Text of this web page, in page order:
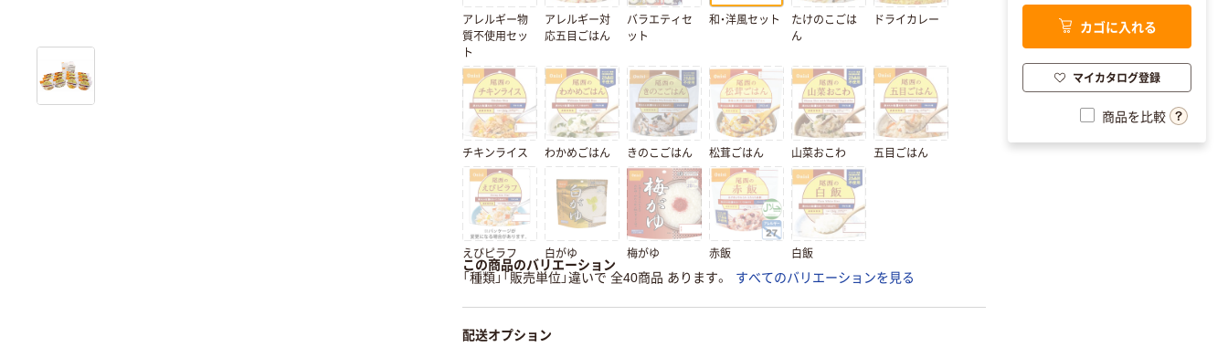
アレルギー物
質不使用セッ
ト
アレルギー対
応五目ごはん
バラエティセ
ット
和・洋風セット
たけのこごは
ん
ドライカレー
チキンライス わかめごはん きのこごはん 松茸ごはん 山菜おこわ 五目ごはん
えびピラフ 白がゆ 梅がゆ 赤飯 白飯
この商品のバリエーション
「種類」「販売単位」違いで 全40商品 あります。
すべてのバリエーションを見る
配送オプション
カゴに入れる
マイカタログ登録
商品を比較